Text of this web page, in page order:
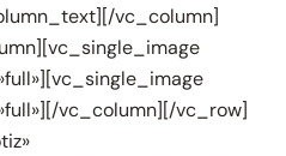
vc_column]
vc_column][/vc_row]